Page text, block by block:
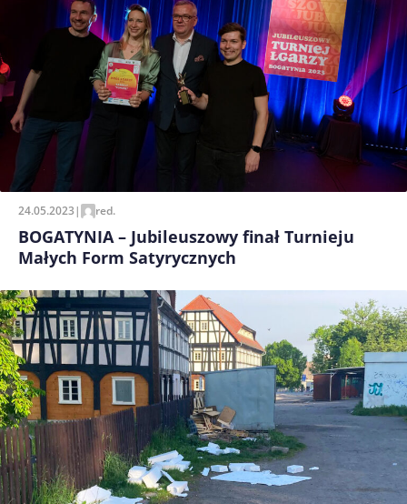
24.05.2023| red.
BOGATYNIA – Jubileuszowy finał Turnieju
Małych Form Satyrycznych